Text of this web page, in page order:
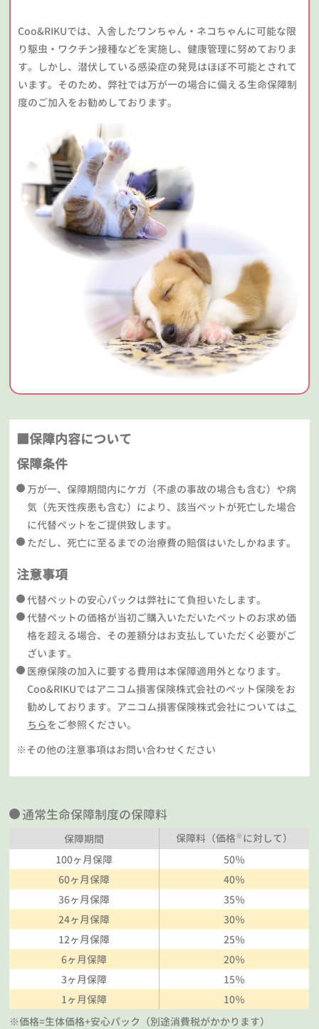
Coo&RIKUでは、入舎したワンちゃん・ネコちゃんに可能な限
り駆虫・ワクチン接種などを実施し、健康管理に努めておりま
す。しかし、潜伏している感染症の発見はほぼ不可能とされて
います。そのため、弊社では万が一の場合に備える生命保障制
度のご加入をお勧めしております。
■保障内容について
保障条件
万が一、保障期間内にケガ（不慮の事故の場合も含む）や病
気（先天性疾患も含む）により、該当ペットが死亡した場合
に代替ペットをご提供致します。
ただし、死亡に至るまでの治療費の賠償はいたしかねます。
注意事項
代替ペットの安心パックは弊社にて負担いたします。
代替ペットの価格が当初ご購入いただいたペットのお求め価
格を超える場合、その差額分はお支払していただく必要がご
ざいます。
医療保険の加入に要する費用は本保障適用外となります。
Coo&RIKUではアニコム損害保険株式会社のペット保険をお
勧めしております。アニコム損害保険株式会社についてはこ
ちらをご参照ください。
※その他の注意事項はお問い合わせください
通常生命保障制度の保障料
保障期間 保障料（価格※に対して）
100ヶ月保障
50％
60ヶ月保障
40％
36ヶ月保障
35％
24ヶ月保障
30％
12ヶ月保障
25％
6ヶ月保障
20％
3ヶ月保障
15％
1ヶ月保障
10％
※価格=生体価格+安心パック（別途消費税がかかります）